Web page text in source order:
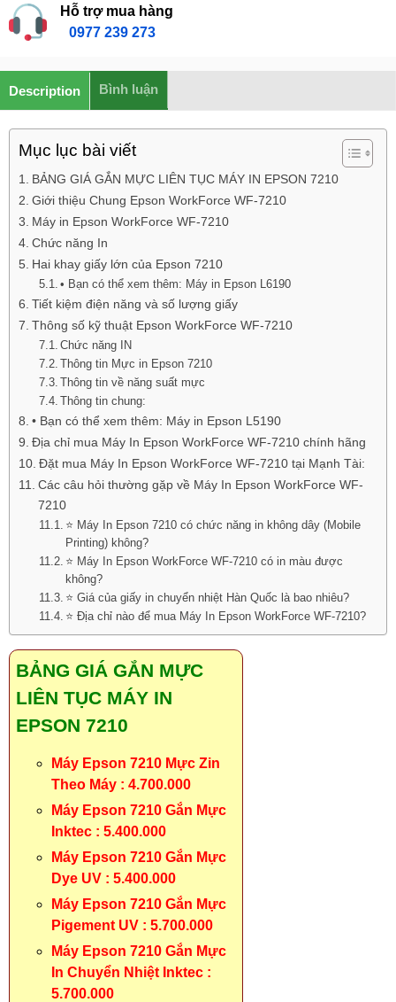
Hỗ trợ mua hàng
0977 239 273
Description Bình luận
Mục lục bài viết
BẢNG GIÁ GẮN MỰC LIÊN TỤC MÁY IN EPSON 7210
Giới thiệu Chung Epson WorkForce WF-7210
Máy in Epson WorkForce WF-7210
Chức năng In
Hai khay giấy lớn của Epson 7210
• Bạn có thể xem thêm: Máy in Epson L6190
Tiết kiệm điện năng và số lượng giấy
Thông số kỹ thuật Epson WorkForce WF-7210
Chức năng IN
Thông tin Mực in Epson 7210
Thông tin về năng suất mực
Thông tin chung:
• Bạn có thể xem thêm: Máy in Epson L5190
Địa chỉ mua Máy In Epson WorkForce WF-7210 chính hãng
Đặt mua Máy In Epson WorkForce WF-7210 tại Mạnh Tài:
Các câu hỏi thường gặp về Máy In Epson WorkForce WF-
7210
⭐ Máy In Epson 7210 có chức năng in không dây (Mobile
Printing) không?
⭐ Máy In Epson WorkForce WF-7210 có in màu được
không?
⭐ Giá của giấy in chuyển nhiệt Hàn Quốc là bao nhiêu?
⭐ Địa chỉ nào để mua Máy In Epson WorkForce WF-7210?
BẢNG GIÁ GẮN MỰC
LIÊN TỤC MÁY IN
EPSON 7210
Máy Epson 7210 Mực Zin
Theo Máy : 4.700.000
Máy Epson 7210 Gắn Mực
Inktec : 5.400.000
Máy Epson 7210 Gắn Mực
Dye UV : 5.400.000
Máy Epson 7210 Gắn Mực
Pigement UV : 5.700.000
Máy Epson 7210 Gắn Mực
In Chuyển Nhiệt Inktec :
5.700.000